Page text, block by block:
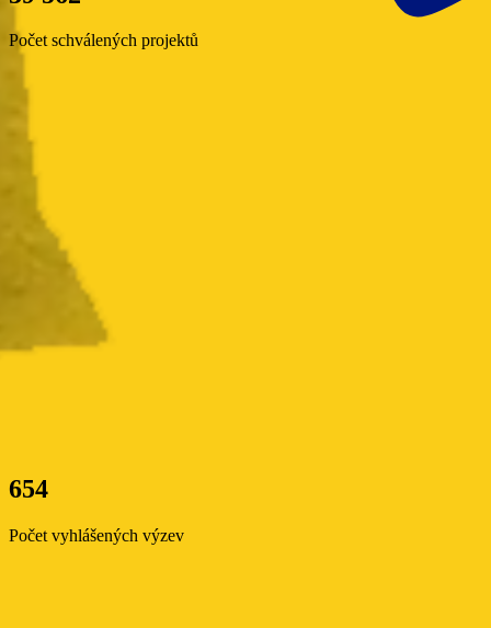
Počet schválených projektů
654
Počet vyhlášených výzev